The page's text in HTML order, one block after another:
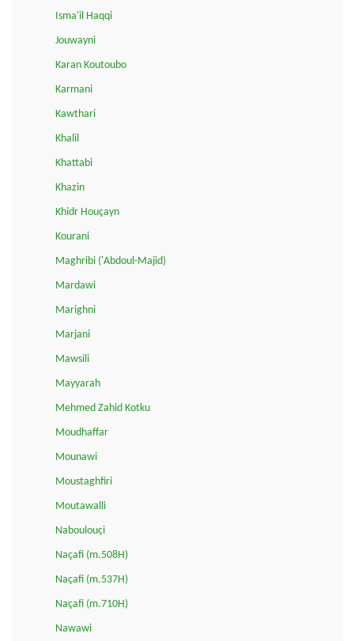
Isma'il Haqqi
Jouwayni
Karan Koutoubo
Karmani
Kawthari
Khalil
Khattabi
Khazin
Khidr Houçayn
Kourani
Maghribi ('Abdoul-Majid)
Mardawi
Marighni
Marjani
Mawsili
Mayyarah
Mehmed Zahid Kotku
Moudhaffar
Mounawi
Moustaghfiri
Moutawalli
Naboulouçi
Naçafi (m.508H)
Naçafi (m.537H)
Naçafi (m.710H)
Nawawi